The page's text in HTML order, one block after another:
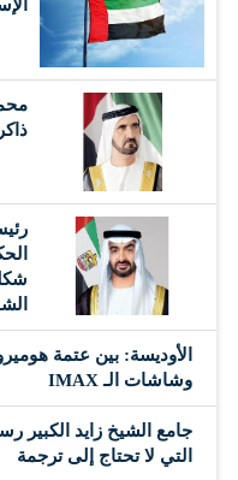
الأوديسة: بين عتمة
وشاشات الـ IMAX
جامع الشيخ زايد الكبير
التي لا تحتاج إلى ترجمة